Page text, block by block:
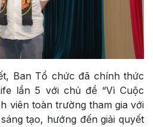
Ban Tổ chức đã chính thức
lần 5 với chủ đề “Vì Cuộc
viên toàn trường tham gia với
tạo, hướng đến giải quyết